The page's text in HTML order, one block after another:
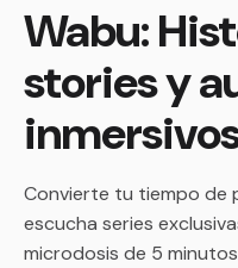
Wabu:
stories y
Convierte tu tiempo de
escucha series
microdosis de 5